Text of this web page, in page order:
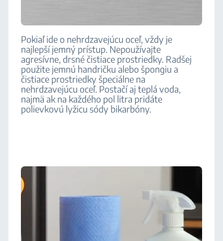
Pokiaľ ide o nehrdzavejúcu oceľ, vždy je
najlepší jemný prístup. Nepoužívajte
agresívne, drsné čistiace prostriedky. Radšej
použite jemnú handričku alebo špongiu a
čistiace prostriedky špeciálne na
nehrdzavejúcu oceľ. Postačí aj teplá voda,
najmä ak na každého pol litra pridáte
polievkovú lyžicu sódy bikarbóny.